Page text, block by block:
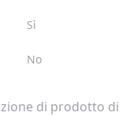
Sì
No
di prodotto di